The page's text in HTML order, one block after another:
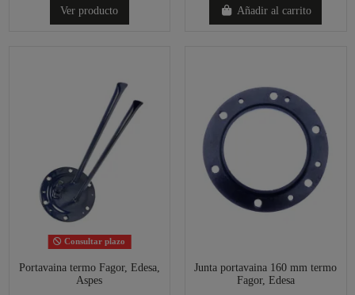
Ver producto Añadir al carrito
Consultar plazo
Portavaina termo Fagor, Edesa,
Aspes
Junta portavaina 160 mm termo
Fagor, Edesa